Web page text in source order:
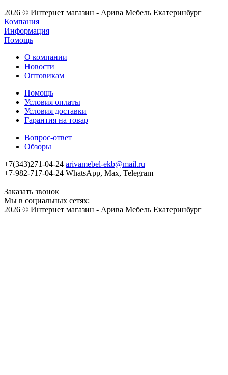
2026 © Интернет магазин - Арива Мебель Екатеринбург
Компания
Информация
Помощь
О компании
Новости
Оптовикам
Помощь
Условия оплаты
Условия доставки
Гарантия на товар
Вопрос-ответ
Обзоры
+7(343)271-04-24 arivamebel-ekb@mail.ru
+7-982-717-04-24 WhatsApp, Max, Telegram
Заказать звонок
Мы в социальных сетях:
2026 © Интернет магазин - Арива Мебель Екатеринбург